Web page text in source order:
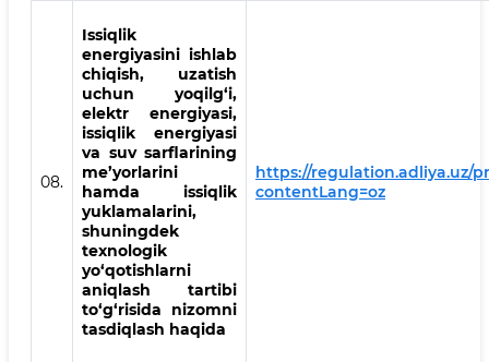
08.
Issiqlik
energiyasini ishlab
chiqish, uzatish
uchun yoqilg‘i,
elektr energiyasi,
issiqlik energiyasi
va suv sarflarining
me’yorlarini
hamda issiqlik
yuklamalarini,
shuningdek
texnologik
yo‘qotishlarni
aniqlash tartibi
to‘g‘risida nizomni
tasdiqlash haqida
https://regulation.adliya.uz/
contentLang=oz